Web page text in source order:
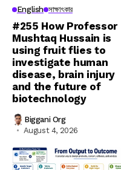
English সাক্ষাৎকার
#255 How Professor
Mushtaq Hussain is
using fruit flies to
investigate human
disease, brain injury
and the future of
biotechnology
Biggani Org
August 4, 2026